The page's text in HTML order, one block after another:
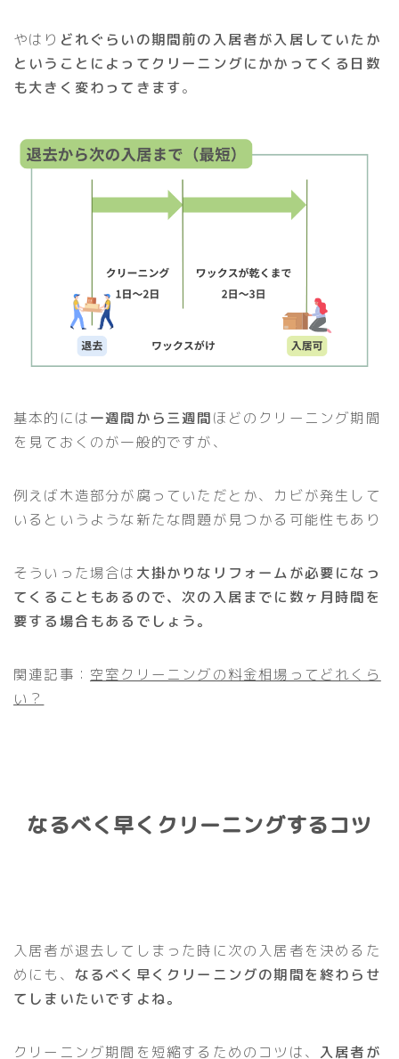
やはり どれぐらいの期間前の入居者が入居していたか
ということによってクリーニングにかかってくる日数
も大きく変わってきます。
基本的には一週間から三週間ほどのクリーニング期間
を見ておくのが一般的ですが、
例えば木造部分が腐っていただとか、カビが発生して
いるというような新たな問題が見つかる可能性もあり
そういった場合は 大掛かりなリフォームが必要になっ
てくることもあるので、次の入居までに数ヶ月時間を
要する場合もあるでしょう。
関連記事： 空室クリーニングの料金相場ってどれくら
い？
なるべく早くクリーニングするコツ
入居者が退去してしまった時に次の入居者を決めるた
めにも、 なるべく早くクリーニングの期間を終わらせ
てしまいたいですよね。
クリーニング期間を短縮するためのコツは、 入居者が